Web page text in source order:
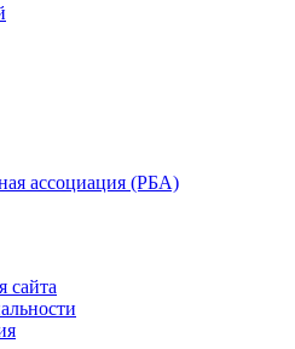
ассоциация (РБА)
сайта